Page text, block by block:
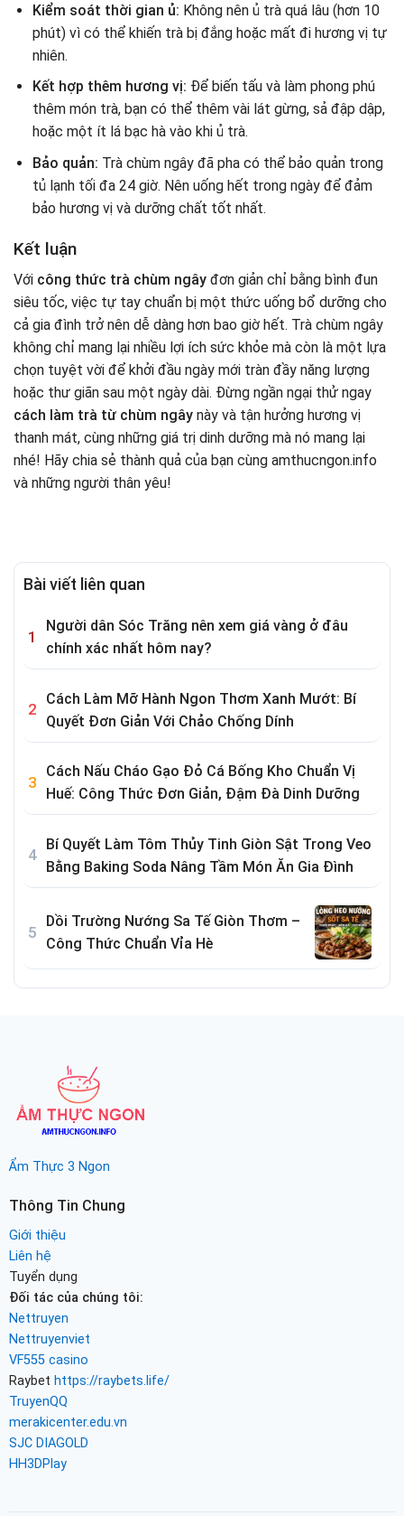
Kiểm soát thời gian ủ: Không nên ủ trà quá lâu (hơn 10
phút) vì có thể khiến trà bị đắng hoặc mất đi hương vị tự
nhiên.
Kết hợp thêm hương vị: Để biến tấu và làm phong phú
thêm món trà, bạn có thể thêm vài lát gừng, sả đập dập,
hoặc một ít lá bạc hà vào khi ủ trà.
Bảo quản: Trà chùm ngây đã pha có thể bảo quản trong
tủ lạnh tối đa 24 giờ. Nên uống hết trong ngày để đảm
bảo hương vị và dưỡng chất tốt nhất.
Kết luận
Với công thức trà chùm ngây đơn giản chỉ bằng bình đun
siêu tốc, việc tự tay chuẩn bị một thức uống bổ dưỡng cho
cả gia đình trở nên dễ dàng hơn bao giờ hết. Trà chùm ngây
không chỉ mang lại nhiều lợi ích sức khỏe mà còn là một lựa
chọn tuyệt vời để khởi đầu ngày mới tràn đầy năng lượng
hoặc thư giãn sau một ngày dài. Đừng ngần ngại thử ngay
cách làm trà từ chùm ngây này và tận hưởng hương vị
thanh mát, cùng những giá trị dinh dưỡng mà nó mang lại
nhé! Hãy chia sẻ thành quả của bạn cùng amthucngon.info
và những người thân yêu!
Bài viết liên quan
Người dân Sóc Trăng nên xem giá vàng ở đâu
chính xác nhất hôm nay?
Cách Làm Mỡ Hành Ngon Thơm Xanh Mướt: Bí
Quyết Đơn Giản Với Chảo Chống Dính
Cách Nấu Cháo Gạo Đỏ Cá Bống Kho Chuẩn Vị
Huế: Công Thức Đơn Giản, Đậm Đà Dinh Dưỡng
Bí Quyết Làm Tôm Thủy Tinh Giòn Sật Trong Veo
Bằng Baking Soda Nâng Tầm Món Ăn Gia Đình
Dồi Trường Nướng Sa Tế Giòn Thơm –
Công Thức Chuẩn Vỉa Hè
Ẩm Thực 3 Ngon
Thông Tin Chung
Giới thiệu
Liên hệ
Tuyển dụng
Đối tác của chúng tôi:
Nettruyen
Nettruyenviet
VF555 casino
Raybet https://raybets.life/
TruyenQQ
merakicenter.edu.vn
SJC DIAGOLD
HH3DPlay